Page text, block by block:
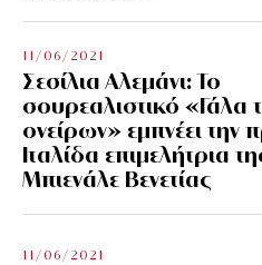
11/06/2021
Σεσίλια Αλεμάνι: Το
σουρεαλιστικό «Γάλα
ονείρων» εμπνέει την
Ιταλίδα επιμελήτρια
Μπιενάλε Βενετίας
11/06/2021